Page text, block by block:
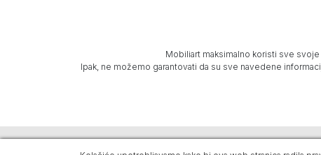
Mobiliart maksimalno koristi sve
Ipak, ne možemo garantovati da su sve navedene